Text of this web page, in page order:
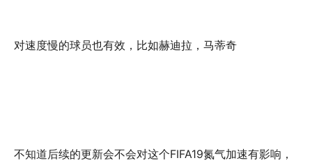
对速度慢的球员也有效，比如赫迪拉，马蒂奇
不知道后续的更新会不会对这个FIFA19氮气加速有影响，